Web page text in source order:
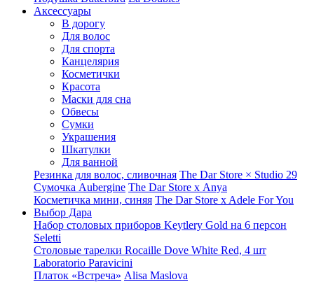
Аксессуары
В дорогу
Для волос
Для спорта
Канцелярия
Косметички
Красота
Маски для сна
Обвесы
Сумки
Украшения
Шкатулки
Для ванной
Резинка для волос, сливочная The Dar Store × Studio 29
Сумочка Aubergine The Dar Store x Anya
Косметичка мини, синяя The Dar Store x Adele For You
Выбор Дара
Набор столовых приборов Keytlery Gold на 6 персон
Seletti
Столовые тарелки Rocaille Dove White Red, 4 шт
Laboratorio Paravicini
Платок «Встреча» Alisa Maslova